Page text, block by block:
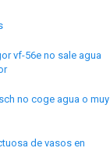
vf-56e no sale agua
no coge agua o muy
de vasos en